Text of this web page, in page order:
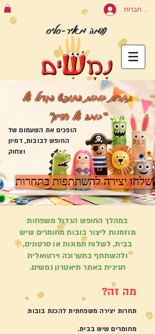
להתחברות
נעמה מאיר-סליס
תחרות בובות החופש הגדול של
“בובה של רעיון”
הופכים את השעמום של
החופש לבובות, דמיון
וצחוק
שלחו יצירה להשתתפות בתחרות
במהלך החופש הגדול משפחות
מוזמנות ליצור בובות מחומרים שיש
בבית, לשלוח תמונות או סרטונים,
ולהשתתף בתערוכה וירטואלית
חגיגית באתר תיאטרון נמשים.
מה זה?
תחרות יצירה משפחתית להכנת בובות
מחומרים שיש בבית.